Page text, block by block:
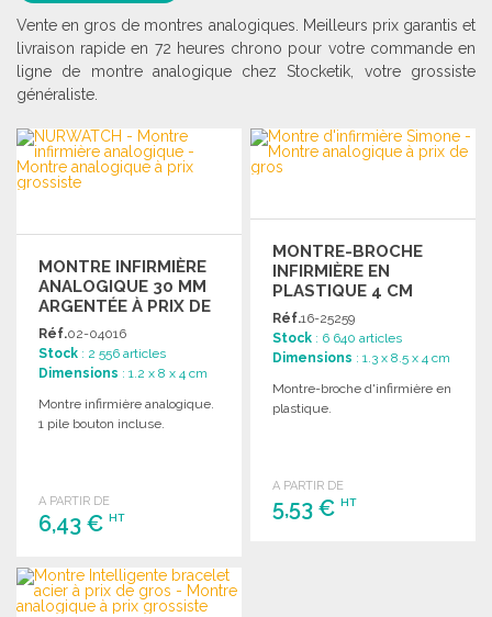
Vente en gros de montres analogiques. Meilleurs prix garantis et
livraison rapide en 72 heures chrono pour votre commande en
ligne de montre analogique chez Stocketik, votre grossiste
généraliste.
MONTRE INFIRMIÈRE
ANALOGIQUE 30 MM
ARGENTÉE À PRIX DE
GROS
Réf.02-04016
Stock : 2 556 articles
Dimensions : 1.2 x 8 x 4 cm
Montre infirmière analogique.
1 pile bouton incluse.
A PARTIR DE
6,43 € HT
COMMANDER
Demander un devis
MONTRE-BROCHE
INFIRMIÈRE EN
PLASTIQUE 4 CM
Réf.16-25259
Stock : 6 640 articles
Dimensions : 1.3 x 8.5 x 4 cm
Montre-broche d'infirmière en
plastique.
A PARTIR DE
5,53 €HT